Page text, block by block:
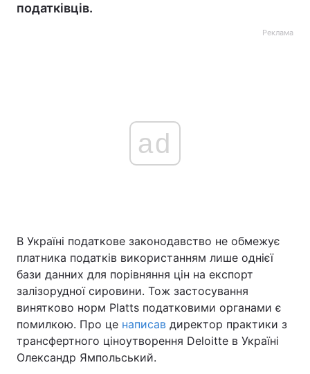
податківців.
Реклама
ad
В Україні податкове законодавство не обмежує
платника податків використанням лише однієї
бази данних для порівняння цін на експорт
залізорудної сировини. Тож застосування
винятково норм Platts податковими органами є
помилкою. Про це написав директор практики з
трансфертного ціноутворення Deloitte в Україні
Олександр Ямпольський.